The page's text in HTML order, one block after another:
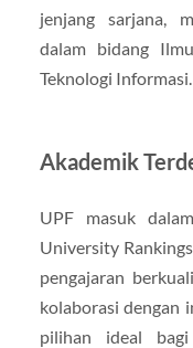
jenjang sarjana,
dalam bidang
Teknologi Informasi.
Akademik
UPF masuk
University
pengajaran
kolaborasi dengan
pilihan ideal